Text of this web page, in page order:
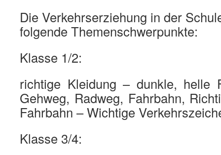
Die Verkehrserziehung in der
folgende Themenschwerpunkte:
Klasse 1/2:
richtige Kleidung – dunkle, helle
Gehweg, Radweg, Fahrbahn,
Fahrbahn – Wichtige
Klasse 3/4: